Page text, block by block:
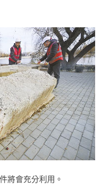
將會充分利用。